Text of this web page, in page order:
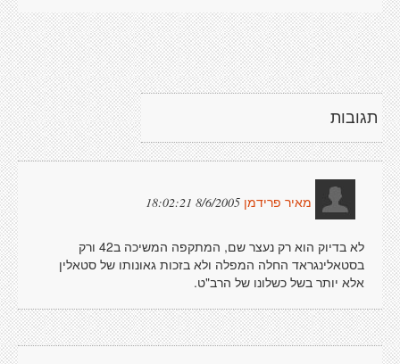
תגובות
מאיר פרידמן 8/6/2005 18:02:21
לא בדיוק הוא רק נעצר שם, המתקפה המשיכה ב42 ורק
בסטאלינגראד החלה המפלה ולא בזכות גאונותו של סטאלין
אלא יותר בשל כשלונו של הרב"ט.